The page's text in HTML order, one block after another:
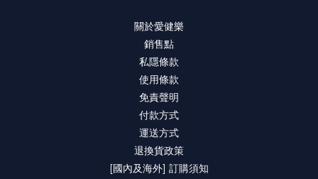
關於愛健樂
銷售點
私隱條款
使用條款
免責聲明
付款方式
運送方式
退換貨政策
[國內及海外] 訂購須知